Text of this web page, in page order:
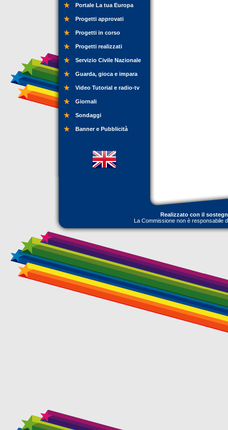
Portale La tua Europa
Progetti approvati
Progetti in corso
Progetti realizzati
Servizio Civile Nazionale
Guarda, gioca e impara
Video Tutorial e radio-tv
Giornali
Sondaggi
Banner e Pubblicità
Realizzato con il
La Commissione non è responsabile